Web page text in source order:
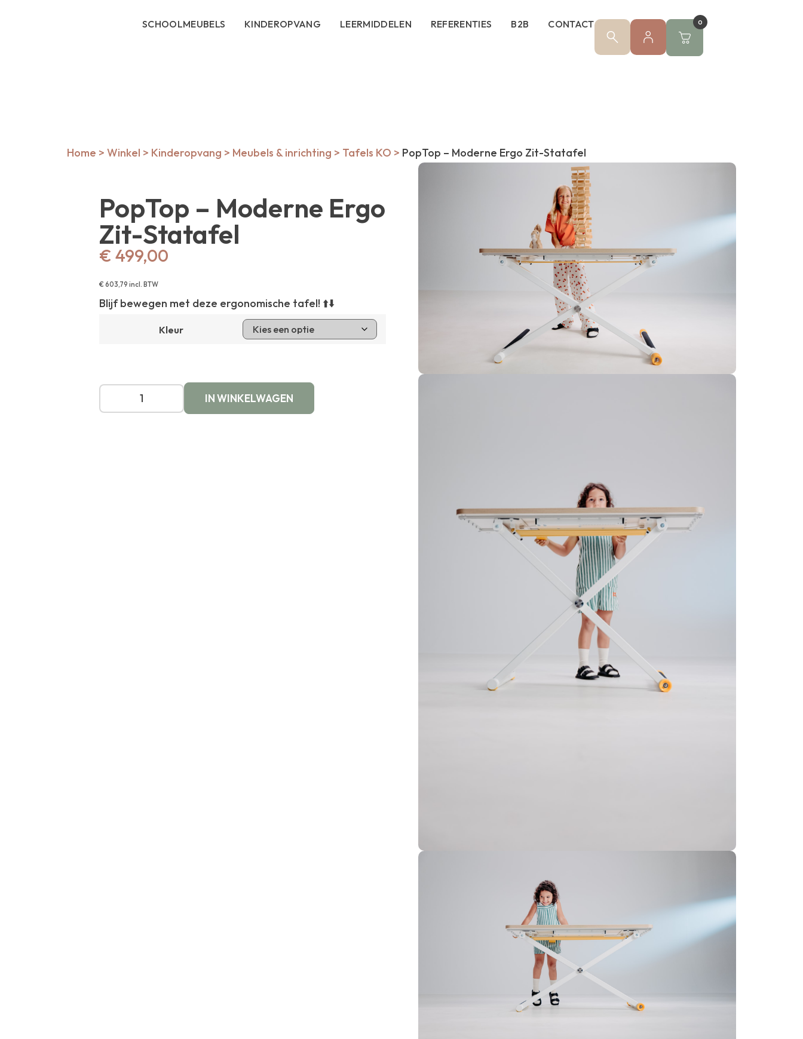
SCHOOLMEUBELS KINDEROPVANG LEERMIDDELEN REFERENTIES B2B CONTACT 0
Home > Winkel > Kinderopvang > Meubels & inrichting > Tafels KO > PopTop – Moderne Ergo Zit-Statafel
PopTop – Moderne Ergo
Zit-Statafel
€ 499,00
€ 603,79 incl. BTW
Blijf bewegen met deze ergonomische tafel! ⬆️⬇️
Kleur
IN WINKELWAGEN